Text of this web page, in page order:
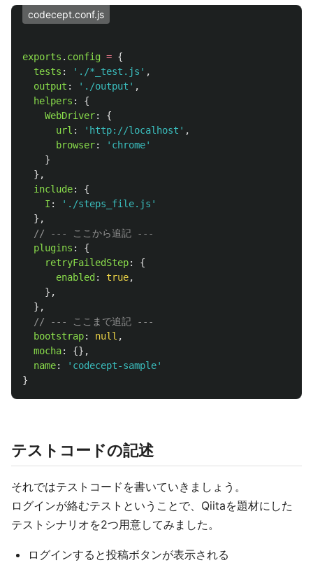
codecept.conf.js
exports . config = {
tests : ' ./*_test.js ' ,
output : ' ./output ' ,
helpers :
{
WebDriver:
{
url : ' http://localhost ' ,
browser: ' chrome'
}
},
include:
{
I : ' ./steps_file.js '
},
// --- ここから追記 ---
plugins :
{
retryFailedStep:
{
enabled : true,
},
},
// --- ここまで追記 ---
bootstrap: null ,
mocha:
{},
name: ' codecept-sample'
}
テストコードの記述
それではテストコードを書いていきましょう。
ログインが絡むテストということで、Qiitaを題材にした
テストシナリオを2つ用意してみました。
ログインすると投稿ボタンが表示される